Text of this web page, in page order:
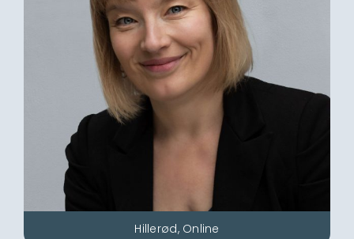
Hillerød, Online